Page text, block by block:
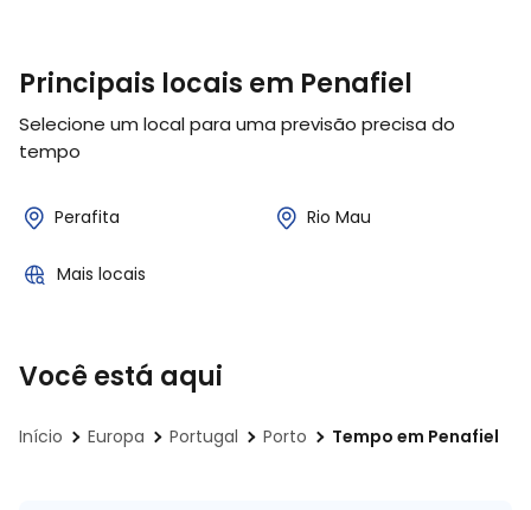
Principais locais em Penafiel
Selecione um local para uma previsão precisa do
tempo
Perafita Rio Mau
Mais locais
Você está aqui
Início Europa Portugal Porto Tempo em Penafiel